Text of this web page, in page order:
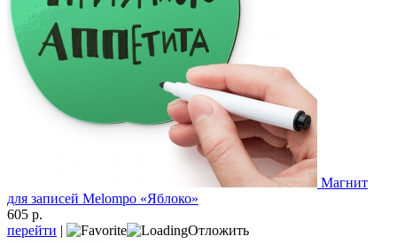
Магнит
для записей Melompo «Яблоко»
605 р.
перейти | Отложить